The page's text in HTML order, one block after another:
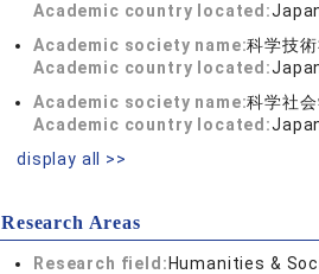
Academic country located:
Academic society name:科学技
Academic country located:
Academic society name:科学社
Academic country located:
display all >>
Research Areas
Research field: Humanities &